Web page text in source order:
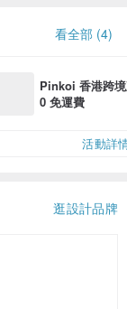
看全部 (4)
Pinkoi 香港跨
0 免運費
活動詳
逛設計品牌